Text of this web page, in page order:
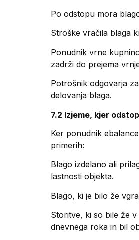
Po odstopu mora
Stroške vračila blaga
Ponudnik vrne
zadrži do prejema
Potrošnik odgovarja
delovanja blaga.
7.2 Izjeme, kjer
Ker ponudnik
primerih:
Blago izdelano ali
lastnosti objekta.
Blago, ki je bilo že
Storitve, ki so bile že
dnevnega roka in bil